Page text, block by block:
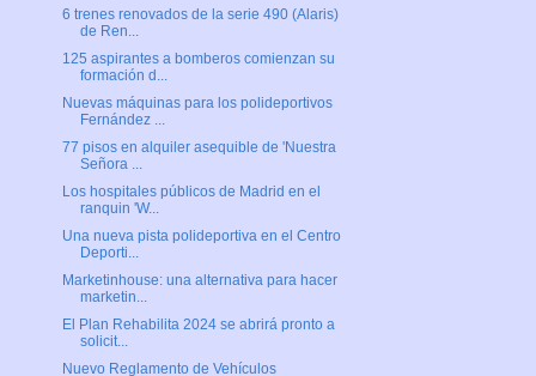
6 trenes renovados de la serie 490 (Alaris)
de Ren...
125 aspirantes a bomberos comienzan su
formación d...
Nuevas máquinas para los polideportivos
Fernández ...
77 pisos en alquiler asequible de 'Nuestra
Señora ...
Los hospitales públicos de Madrid en el
ranquin 'W...
Una nueva pista polideportiva en el Centro
Deporti...
Marketinhouse: una alternativa para hacer
marketin...
El Plan Rehabilita 2024 se abrirá pronto a
solicit...
Nuevo Reglamento de Vehículos